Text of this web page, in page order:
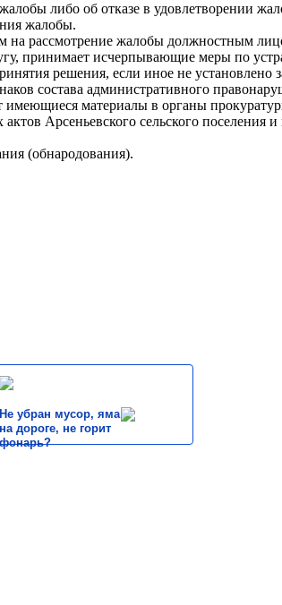
либо об отказе в удовлетворении
жалобы.
на рассмотрение жалобы должностным
принимает исчерпывающие меры по
решения, если иное не установлено
состава административного
материалы в органы
Арсеньевского сельского поселения
(обнародования).
Не убран мусор, яма
на дороге, не горит
фонарь?